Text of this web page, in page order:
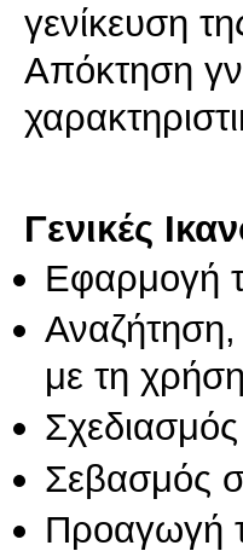
γενίκευση
Απόκτηση
Γενικές
Εφαρμογή
με τη
Σεβασμός
Προαγωγή